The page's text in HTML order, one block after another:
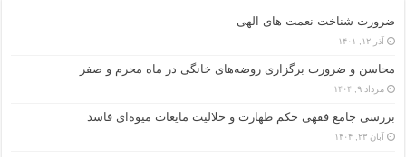
ضرورت شناخت نعمت های الهی
آذر ۱۲, ۱۴۰۱
محاسن و ضرورت برگزاری روضه‌های خانگی در ماه محرم و صفر
مرداد ۹, ۱۴۰۴
بررسی جامع فقهی حکم طهارت و حلالیت مایعات میوه‌ای فاسد
آبان ۲۳, ۱۴۰۴